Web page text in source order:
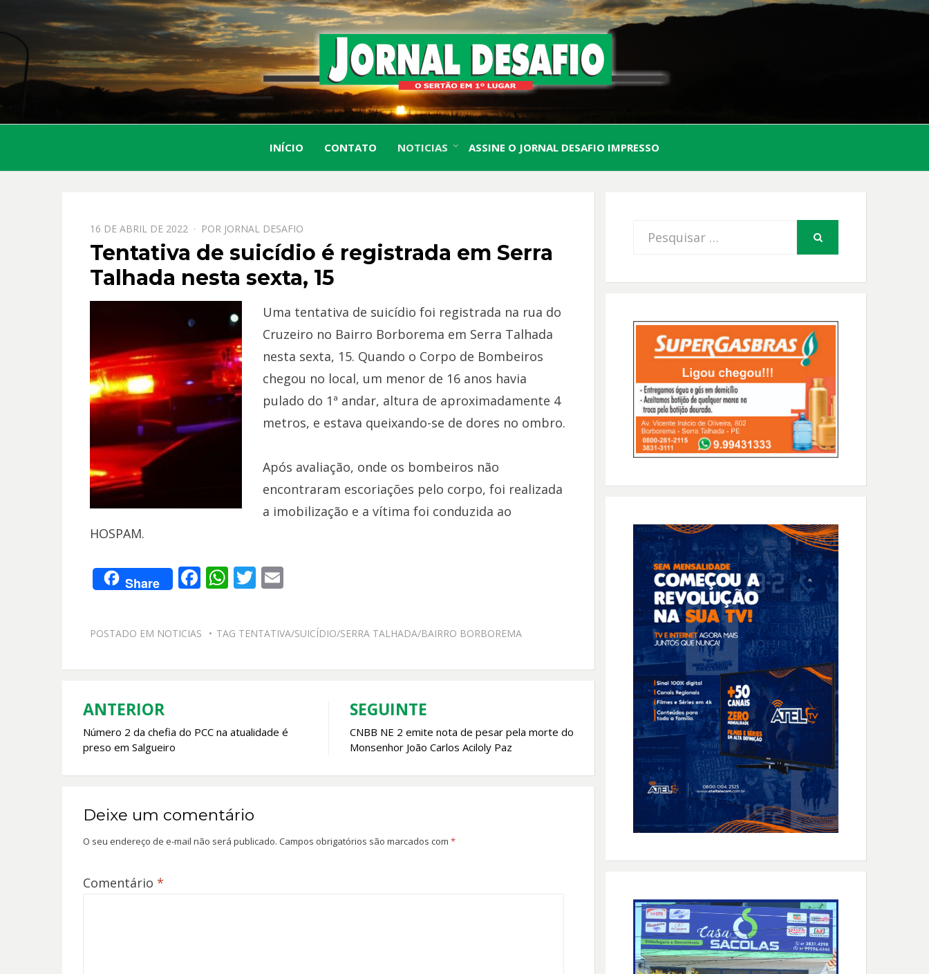
JORNAL
DESAFIO
O Sertão em 1º Lugar
INÍCIO CONTATO NOTICIAS ASSINE O JORNAL DESAFIO IMPRESSO
PPOSTADO
EM
16 DE ABRIL DE 2022 POR JORNAL DESAFIO
Tentativa de suicídio é registrada em Serra
Talhada nesta sexta, 15
Uma tentativa de suicídio foi registrada na rua do
Cruzeiro no Bairro Borborema em Serra Talhada
nesta sexta, 15. Quando o Corpo de Bombeiros
chegou no local, um menor de 16 anos havia
pulado do 1ª andar, altura de aproximadamente 4
metros, e estava queixando-se de dores no ombro.
Após avaliação, onde os bombeiros não
encontraram escoriações pelo corpo, foi realizada
a imobilização e a vítima foi conduzida ao
HOSPAM.
Share F
b
o
W
s
A
T
er
E
l
POSTADO EM NOTICIAS TAG TENTATIVA/SUICÍDIO/SERRA TALHADA/BAIRRO BORBOREMA
Navegação
de
ANTERIOR
Número 2 da chefia do PCC na atualidade é
preso em Salgueiro
SEGUINTE
CNBB NE 2 emite nota de pesar pela morte do
Monsenhor João Carlos Aciloly Paz
Deixe um comentário
O seu endereço de e-mail não será publicado. Campos obrigatórios são marcados com *
Comentário *
Procurar